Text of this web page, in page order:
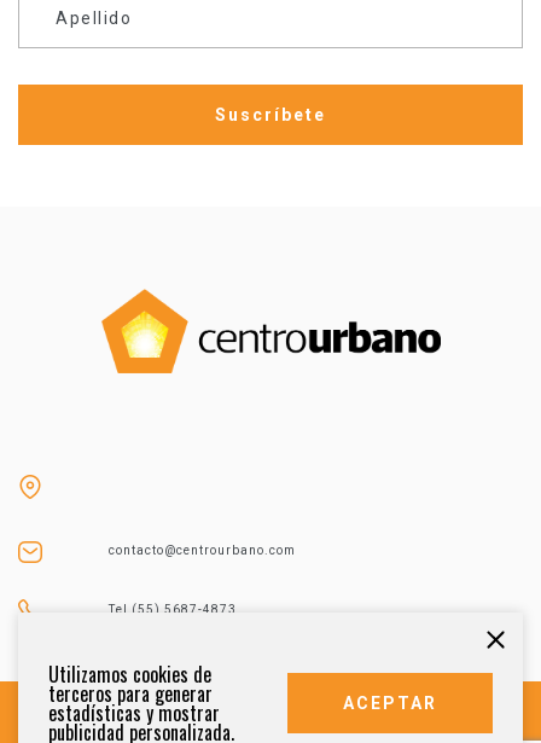
Apellido
contacto@centrourbano.com
Tel (55) 5687-4873
Utilizamos cookies de
terceros para generar
estadísticas y mostrar
publicidad personalizada.
ACEPTAR